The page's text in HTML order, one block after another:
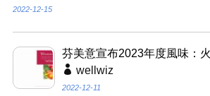
2022-12-15
芬美意宣布2023年度風味：
wellwiz
2022-12-11